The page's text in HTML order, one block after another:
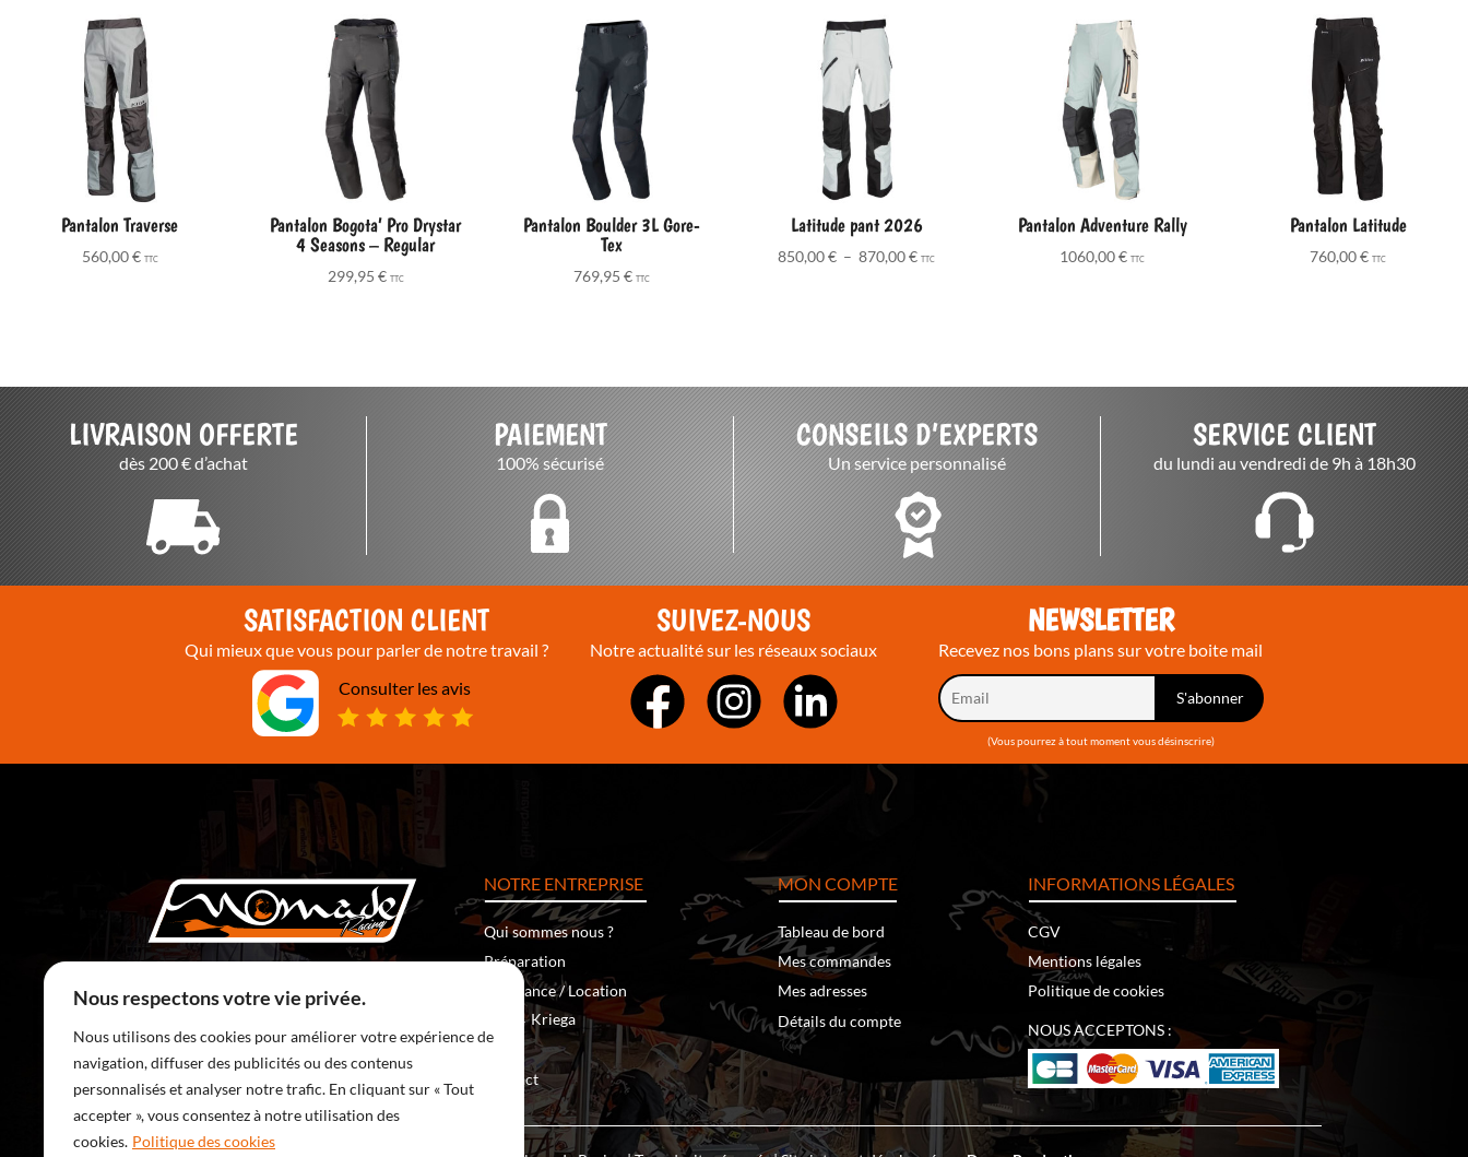
Nous respectons votre vie privée.
Nous utilisons des cookies pour améliorer votre expérience de
navigation, diffuser des publicités ou des contenus
personnalisés et analyser notre trafic. En cliquant sur « Tout
accepter », vous consentez à notre utilisation des
cookies. Politique des cookies
Pantalon Traverse
560,00€ TTC
Pantalon Bogota’ Pro Drystar
4 Seasons – Regular
299,95 € TTC
Pantalon Boulder 3L Gore-
Tex
769,95 € TTC
Latitude pant 2026
850,00€ – 870,00€Plage
TTC
Pantalon Adventure Rally
1060,00€ TTC
Pantalon Latitude
760,00€ TTC
LIVRAISON OFFERTE
dès 200 € d’achat
PAIEMENT
100% sécurisé
CONSEILS D’EXPERTS
Un service personnalisé
SERVICE CLIENT
du lundi au vendredi de 9h à 18h30
SATISFACTION CLIENT
Qui mieux que vous pour parler de notre travail ?
Consulter les avis
SUIVEZ-NOUS
Notre actualité sur les réseaux sociaux
NEWSLETTER
Recevez nos bons plans sur votre boite mail
(Vous pourrez à tout moment vous désinscrire)
5 Rte de Ronchamp
70400 Saulnot – France
manu@nomade-racing.com
NOTRE ENTREPRISE
Qui sommes nous ?
Préparation
Assistance / Location
‐ Kriega
Contact
MON COMPTE
Tableau de bord
Mes commandes
Mes adresses
Détails du compte
INFORMATIONS LÉGALES
CGV
Mentions légales
Politique de cookies
NOUS ACCEPTONS :